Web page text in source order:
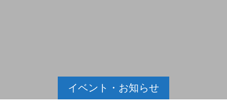
イベント・お知らせ